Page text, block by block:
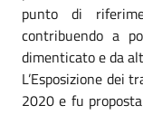
punto di
contribuendo a
dimenticato e da
L’Esposizione dei
2020 e fu